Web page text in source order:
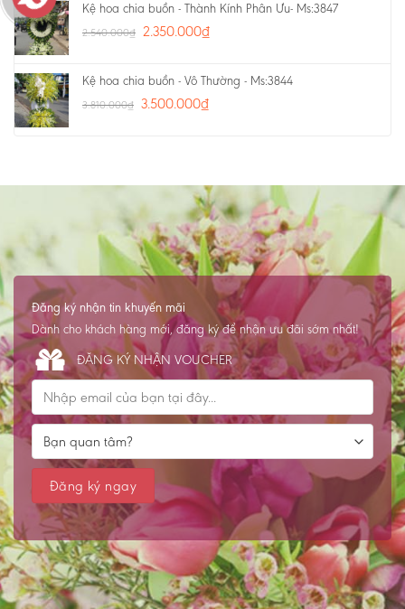
Kệ hoa chia buồn - Thành Kính Phân Ưu- Ms:3847
2.540.000₫ 2.350.000₫
Kệ hoa chia buồn - Vô Thường - Ms:3844
3.810.000₫ 3.500.000₫
Đăng ký nhận tin khuyến mãi
Dành cho khách hàng mới, đăng ký để nhận ưu đãi sớm nhất!
ĐĂNG KÝ NHẬN VOUCHER